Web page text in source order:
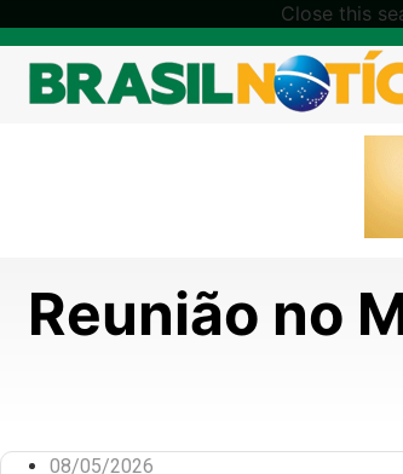
Close this
Reunião no
08/05/2026